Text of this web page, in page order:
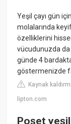
Yeşil çayı gün
molalarında
özelliklerini
vücudunuzda
günde 4
göstermenizde
Kaynak
lipton.com
Poşet